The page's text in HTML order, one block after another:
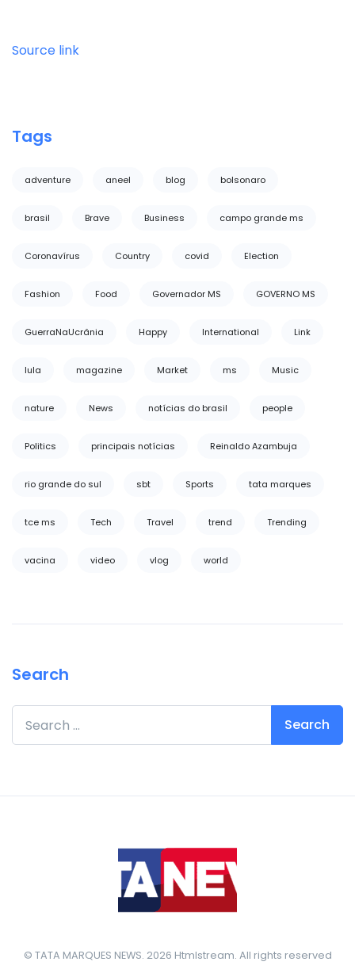
Source link
Tags
adventure aneel blog bolsonaro
brasil Brave Business campo grande ms
Coronavírus Country covid Election
Fashion Food Governador MS GOVERNO MS
GuerraNaUcrânia Happy International Link
lula magazine Market ms Music
nature News notícias do brasil people
Politics principais notícias Reinaldo Azambuja
rio grande do sul sbt Sports tata marques
tce ms Tech Travel trend Trending
vacina video vlog world
Search
Search for:
© TATA MARQUES NEWS. 2026 Htmlstream. All rights reserved